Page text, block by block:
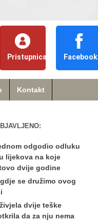
Pristupnica Facebook
Kontakt
odgodio odluku
lijekova na koje
dvije godine
se družimo ovog
dvije teške
da za nju nema